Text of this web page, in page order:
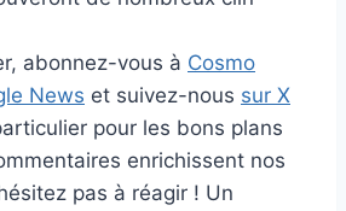
abonnez-vous à Cosmo
News et suivez-nous sur X
pour les bons plans
enrichissent nos
pas à réagir ! Un